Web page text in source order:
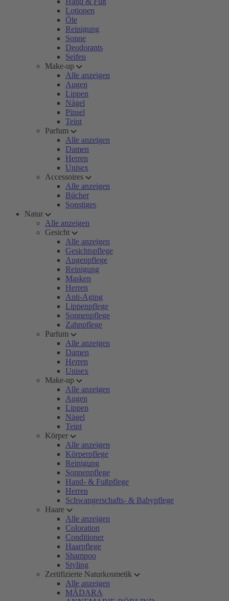
Lotionen
Öle
Reinigung
Sonne
Deodorants
Seifen
Make-up
Alle anzeigen
Augen
Lippen
Nägel
Pinsel
Teint
Parfum
Alle anzeigen
Damen
Herren
Unisex
Accessoires
Alle anzeigen
Bücher
Sonstiges
Natur
Alle anzeigen
Gesicht
Alle anzeigen
Gesichtspflege
Augenpflege
Reinigung
Masken
Herren
Anti-Aging
Lippenpflege
Sonnenpflege
Zahnpflege
Parfum
Alle anzeigen
Damen
Herren
Unisex
Make-up
Alle anzeigen
Augen
Lippen
Nägel
Teint
Körper
Alle anzeigen
Körperpflege
Reinigung
Sonnenpflege
Hand- & Fußpflege
Herren
Schwangerschafts- & Babypflege
Haare
Alle anzeigen
Coloration
Conditioner
Haarpflege
Shampoo
Styling
Zertifizierte Naturkosmetik
Alle anzeigen
MÁDARA